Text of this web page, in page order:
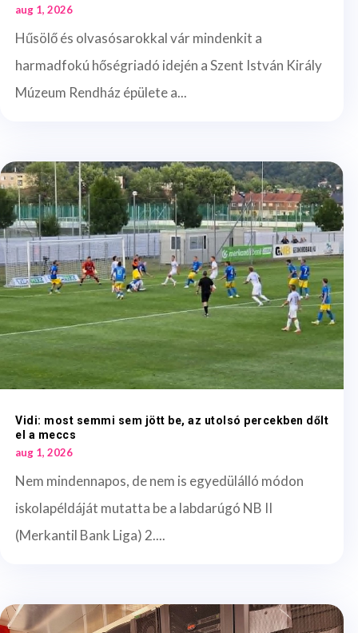
aug 1, 2026
Hűsölő és olvasósarokkal vár mindenkit a
harmadfokú hőségriadó idején a Szent István Király
Múzeum Rendház épülete a...
Vidi: most semmi sem jött be, az utolsó percekben dőlt
el a meccs
aug 1, 2026
Nem mindennapos, de nem is egyedülálló módon
iskolapéldáját mutatta be a labdarúgó NB II
(Merkantil Bank Liga) 2....